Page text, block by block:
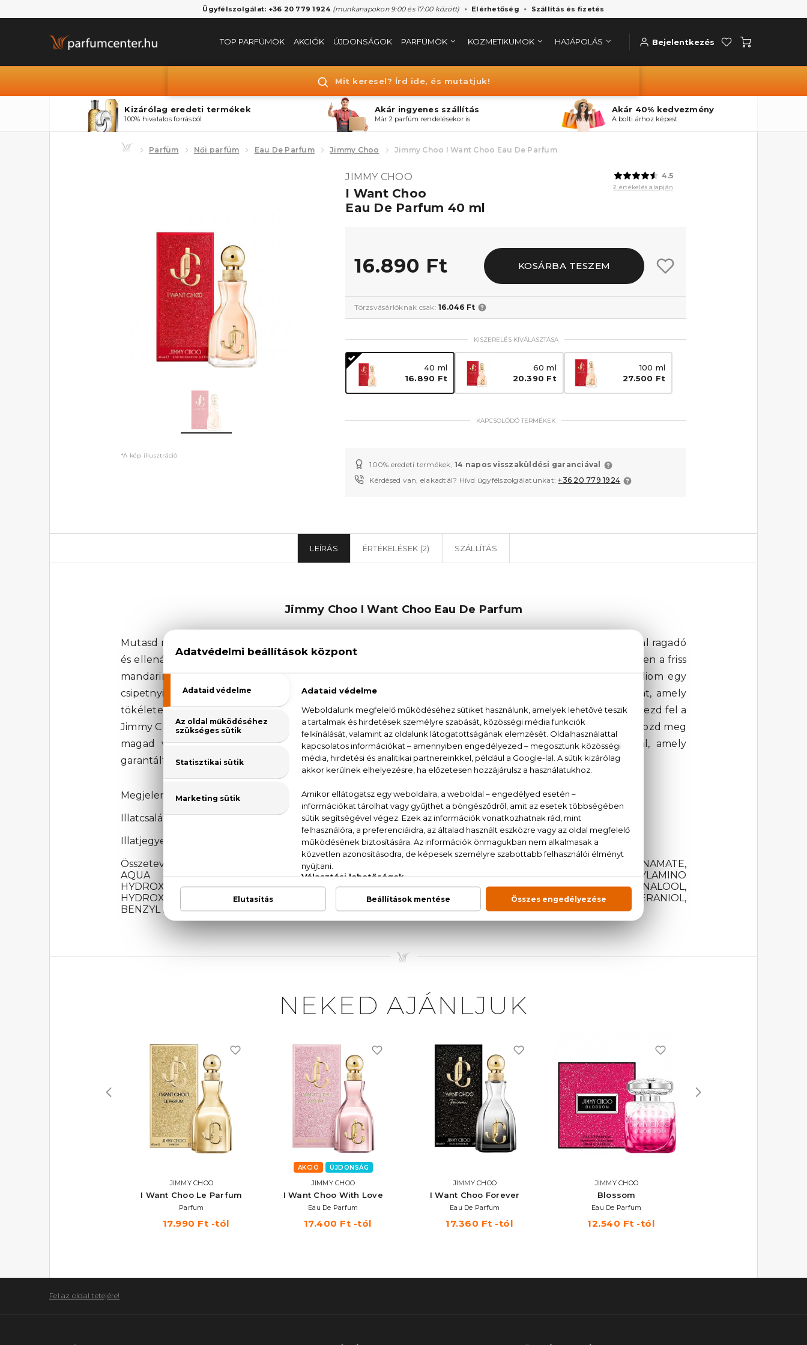
Ügyfélszolgálat: +36 20 779 1924 (munkanapokon 9:00 és 17:00 között) Elérhetőség Szállítás és fizetés
TOP PARFÜMÖK AKCIÓK ÚJDONSÁGOK PARFÜMÖK KOZMETIKUMOK HAJÁPOLÁS Bejelentkezés
Mit keresel? Írd ide, és mutatjuk!
Kizárólag eredeti termékek
100% hivatalos forrásból
Akár ingyenes szállítás
Már 2 parfüm rendelésekor is
Akár 40% kedvezmény
A bolti árhoz képest
Parfüm Női parfüm Eau De Parfum Jimmy Choo Jimmy Choo I Want Choo Eau De Parfum
*A kép illusztráció
4.5
2 értékelés alapján
JIMMY CHOO
I Want Choo
Eau De Parfum 40 ml
16.890 Ft KOSÁRBA TESZEM
Törzsvásárlóknak csak:16.046 Ft
KISZERELÉS KIVÁLASZTÁSA
40 ml
16.890 Ft
60 ml
20.390 Ft
100 ml
27.500 Ft
KAPCSOLÓDÓ TERMÉKEK
100% eredeti termékek,14 napos visszaküldési garanciával
Kérdésed van, elakadtál? Hívd ügyfélszolgálatunkat:+36 20 779 1924
LEÍRÁS ÉRTÉKELÉSEK (2) SZÁLLÍTÁS
Jimmy Choo I Want Choo Eau De Parfum
Mutasd meg igazi nőies oldalad a Jimmy Choo I Want Choo Eau De Parfum parfümmel! Ez az illat magával ragadó
és ellenállhatatlan, mint maga a márka. Az I Want Choo Eau De Parfum egy virágos-orientális illat, melyben a friss
mandarin és édes barack keveredik a meleg vaníliával és a benzoinnal, míg a jázmin és a vörös pókliliom egy
csipetnyi egzotikus hangulatot kölcsönöznek az illatnak. Az eredmény egy nőies, bájos és modern illat, amely
tökéletesen tükrözi a mai nőt: erős, önbizalommal teli, és mindig kész arra, hogy lenyűgözze a világot. Fedezd fel a
Jimmy Choo I Want Choo Eau De Parfum parfümöt, amely minden alkalomra tökéletes választás. Ajándékozd meg
magad vagy egy szeretted ezzel az illattal - tedd teljessé öltözékedet ezzel a különleges illattal, amely
garantáltan vonzza a tekinteteket.
Megjelenési év: 2020
Illatcsalád: Virágos-orientális
Illatjegyek: mandarin, őszibarack, vörös pókliliom, jázmin, benzoeviasz, vanília
Összetevők: ALCOHOL DENAT. (SD ALCOHOL 39-C), PARFUM (FRAGRANCE), ETHYLHEXYL METHOXYCINNAMATE,
AQUA (WATER), ETHYLHEXYL SALICYLATE, BUTYL METHOXYDIBENZOYLMETHANE, DIETHYLAMINO
HYDROXYBENZOYL HEXYL BENZOATE, BHT, CI 14700 (RED 4), CI 19140 (YELLOW 5), BENZYL SALICYLATE, LINALOOL,
HYDROXYCITRONELLAL, LIMONENE, COUMARIN, CITRONELLOL, CITRAL, FARNESOL, BENZYL ALCOHOL, GERANIOL,
BENZYL BENZOATE
NEKED AJÁNLJUK
JIMMY CHOO
I Want Choo Le Parfum
Parfum
17.990 Ft -tól
AKCIÓ ÚJDONSÁG
JIMMY CHOO
I Want Choo With Love
Eau De Parfum
17.400 Ft -tól
JIMMY CHOO
I Want Choo Forever
Eau De Parfum
17.360 Ft -tól
JIMMY CHOO
Blossom
Eau De Parfum
12.540 Ft -tól
Fel az oldal tetejére!